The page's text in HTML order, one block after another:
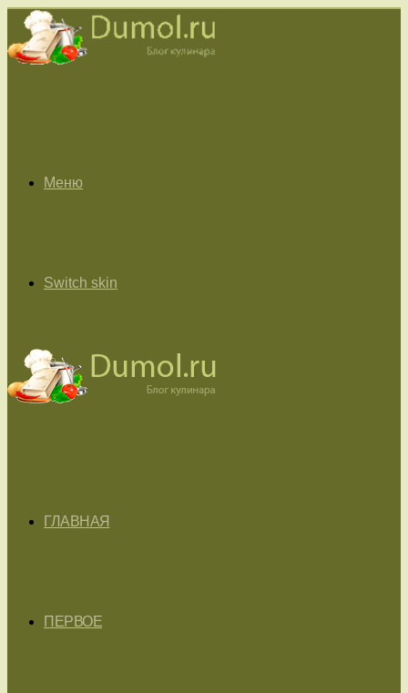
Меню
Switch skin
ГЛАВНАЯ
ПЕРВОЕ